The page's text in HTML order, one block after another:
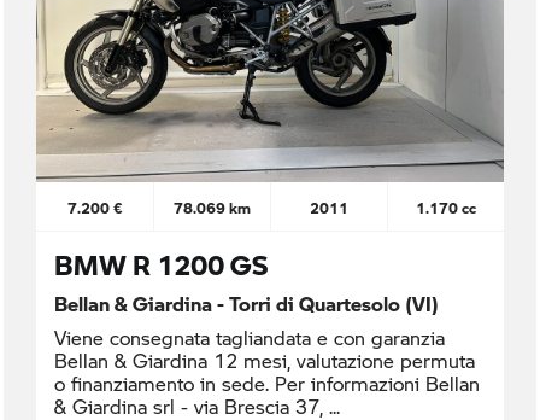
7.200 € 78.069 km 2011 1.170 cc
BMW R 1200 GS
Bellan & Giardina - Torri di Quartesolo (VI)
Viene consegnata tagliandata e con garanzia
Bellan & Giardina 12 mesi, valutazione permuta
o finanziamento in sede. Per informazioni Bellan
& Giardina srl - via Brescia 37,